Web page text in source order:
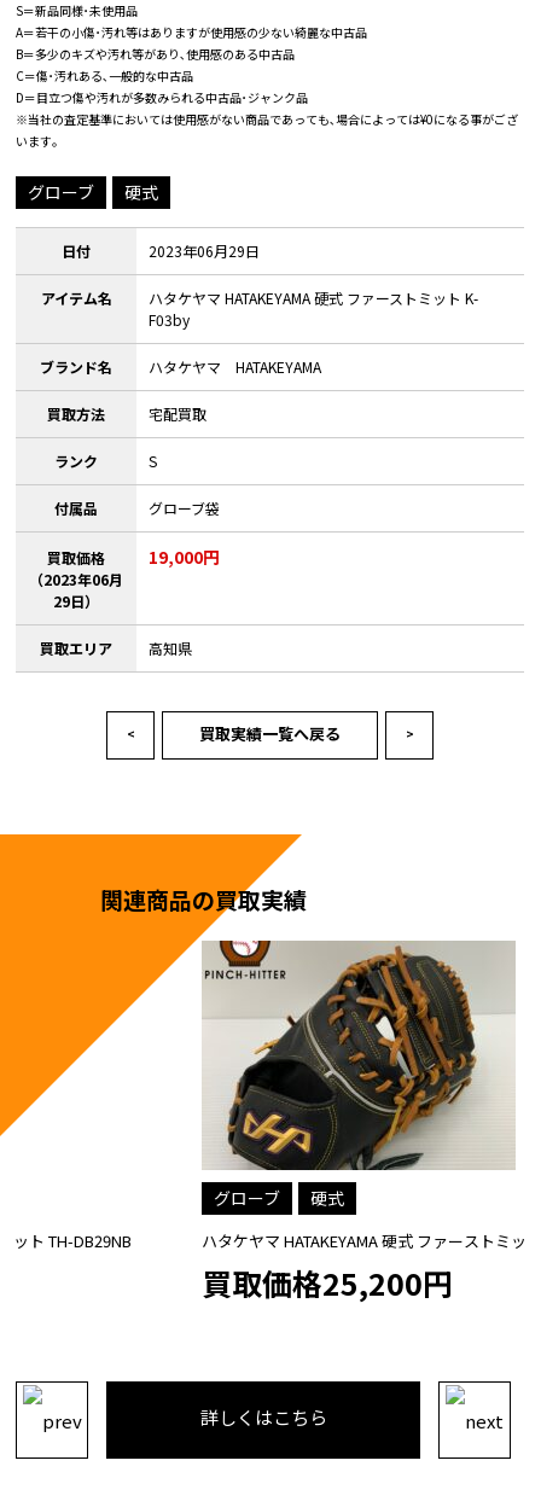
S＝新品同様･未使用品
A＝若干の小傷･汚れ等はありますが使用感の少ない綺麗な中古品
B＝多少のキズや汚れ等があり､使用感のある中古品
C＝傷･汚れある､一般的な中古品
D＝目立つ傷や汚れが多数みられる中古品･ジャンク品
※当社の査定基準においては使用感がない商品であっても､場合によっては¥0になる事がござ
います｡
グローブ 硬式
日付 2023年06月29日
アイテム名
ハタケヤマ HATAKEYAMA 硬式 ファーストミット K-
F03by
ブランド名 ハタケヤマ HATAKEYAMA
買取方法 宅配買取
ランク S
付属品 グローブ袋
買取価格
（2023年06月
29日）
19,000円
買取エリア 高知県
< 買取実績一覧へ戻る >
関連商品の買取実績
ハタケヤマ HATAKEYAMA 硬式 ファーストミット K-F03ab
買取価格25,200円
詳しくはこちら